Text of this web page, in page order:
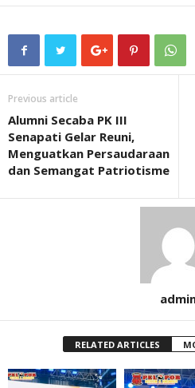
Previous article
Alumni Secaba PK III
Senapati Gelar Reuni,
Menguatkan Persaudaraan
dan Semangat Patriotisme
RELATED ARTICLES